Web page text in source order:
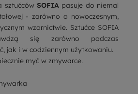
sztućców SOFIA pasuje do niemal
- zarówno o nowoczesnym,
wzornictwie. Sztućce SOFIA
się zarówno podczas
jak i w codziennym użytkowaniu.
myć w zmywarce.